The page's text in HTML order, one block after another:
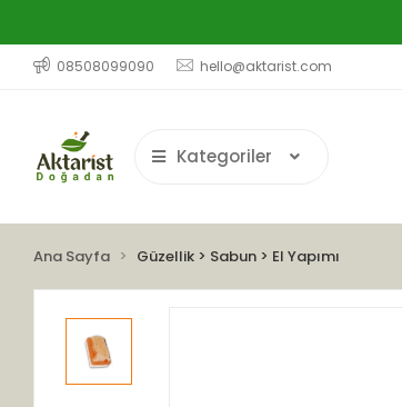
08508099090 hello@aktarist.com
Kategoriler
Ana Sayfa Güzellik > Sabun > El Yapımı